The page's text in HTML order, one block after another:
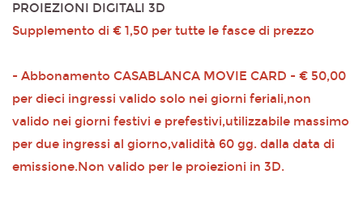
PROIEZIONI DIGITALI 3D
Supplemento di € 1,50 per tutte le fasce di prezzo
- Abbonamento CASABLANCA MOVIE CARD - € 50,00
per dieci ingressi valido solo nei giorni feriali,non
valido nei giorni festivi e prefestivi,utilizzabile massimo
per due ingressi al giorno,validità 60 gg. dalla data di
emissione.Non valido per le proiezioni in 3D.